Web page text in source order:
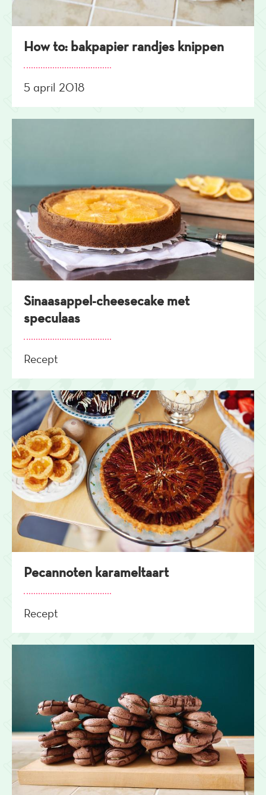
How to: bakpapier randjes knippen
5 april 2018
Sinaasappel-cheesecake met
speculaas
Recept
Pecannoten karameltaart
Recept